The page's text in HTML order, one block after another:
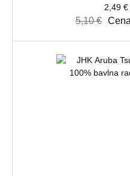
2,49 €
5,10 €